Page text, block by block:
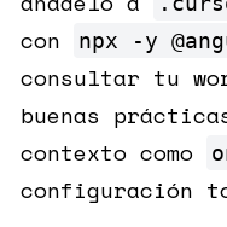
con
npx -y
consultar tu
buenas
contexto como
configuración